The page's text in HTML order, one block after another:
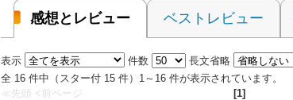
感想とレビュー ベストレビュー
表示 件数
長文省略
全 16 件中（スター付 15 件）1～16 件が表示されています。
≪先頭 <前ページ [1]